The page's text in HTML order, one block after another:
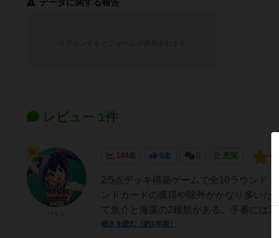
データに関する報告
レビュー 1件
144名 0名 0 充実
2/5点デッキ構築ゲームで全10ラウンド
ンドカードの獲得や除外がかなり多いた
て魚介と海藻の2種類がある。手番には3
続きを読む（約1年前）